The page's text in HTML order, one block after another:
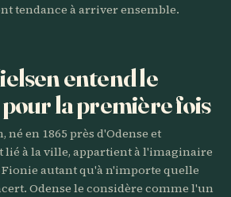
tendance à arriver ensemble.
entend le
la première fois
né en 1865 près d'Odense et
lié à la ville, appartient à l'imaginaire
autant qu'à n'importe quelle
Odense le considère comme l'un